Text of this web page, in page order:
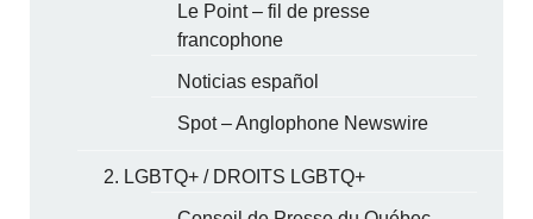
Le Point – fil de presse
francophone
Noticias español
Spot – Anglophone Newswire
2. LGBTQ+ / DROITS LGBTQ+